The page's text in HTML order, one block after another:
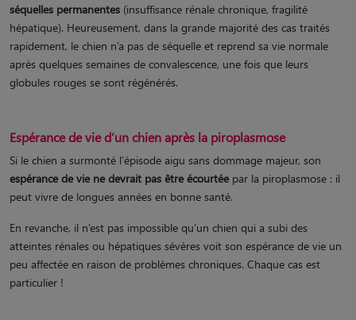
séquelles permanentes (insuffisance rénale chronique, fragilité
hépatique)​. Heureusement, dans la grande majorité des cas traités
rapidement, le chien n’a pas de séquelle et reprend sa vie normale
après quelques semaines de convalescence, une fois que leurs
globules rouges se sont régénérés.
Espérance de vie d’un chien après la piroplasmose
Si le chien a surmonté l’épisode aigu sans dommage majeur, son
espérance de vie ne devrait pas être écourtéepar la piroplasmose : il
peut vivre de longues années en bonne santé.
En revanche, il n’est pas impossible qu’un chien qui a subi des
atteintes rénales ou hépatiques sévères voit son espérance de vie un
peu affectée en raison de problèmes chroniques. Chaque cas est
particulier !